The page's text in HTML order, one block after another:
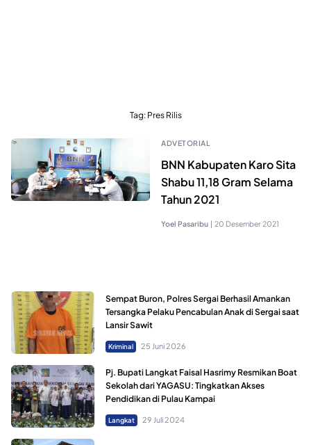
Tag: Pres Rilis
ADVETORIAL
BNN Kabupaten Karo Sita
Shabu 11,18 Gram Selama
Tahun 2021
Yoel Pasaribu | 20 Desember 2021
Sempat Buron, Polres Sergai Berhasil Amankan
Tersangka Pelaku Pencabulan Anak di Sergai saat
Lansir Sawit
Kriminal 25 Juni 2026
Pj. Bupati Langkat Faisal Hasrimy Resmikan Boat
Sekolah dari YAGASU: Tingkatkan Akses
Pendidikan di Pulau Kampai
Langkat 29 Juli 2024